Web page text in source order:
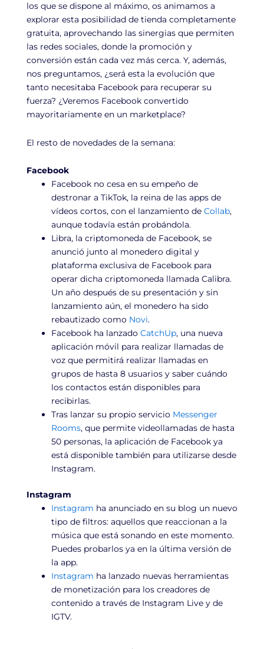
los que se dispone al máximo, os animamos a
explorar esta posibilidad de tienda completamente
gratuita, aprovechando las sinergias que permiten
las redes sociales, donde la promoción y
conversión están cada vez más cerca. Y, además,
nos preguntamos, ¿será esta la evolución que
tanto necesitaba Facebook para recuperar su
fuerza? ¿Veremos Facebook convertido
mayoritariamente en un marketplace?
El resto de novedades de la semana:
Facebook
Facebook no cesa en su empeño de
destronar a TikTok, la reina de las apps de
vídeos cortos, con el lanzamiento de Collab,
aunque todavía están probándola.
Libra, la criptomoneda de Facebook, se
anunció junto al monedero digital y
plataforma exclusiva de Facebook para
operar dicha criptomoneda llamada Calibra.
Un año después de su presentación y sin
lanzamiento aún, el monedero ha sido
rebautizado como Novi.
Facebook ha lanzado CatchUp, una nueva
aplicación móvil para realizar llamadas de
voz que permitirá realizar llamadas en
grupos de hasta 8 usuarios y saber cuándo
los contactos están disponibles para
recibirlas.
Tras lanzar su propio servicio Messenger
Rooms, que permite videollamadas de hasta
50 personas, la aplicación de Facebook ya
está disponible también para utilizarse desde
Instagram.
Instagram
Instagram ha anunciado en su blog un nuevo
tipo de filtros: aquellos que reaccionan a la
música que está sonando en este momento.
Puedes probarlos ya en la última versión de
la app.
Instagram ha lanzado nuevas herramientas
de monetización para los creadores de
contenido a través de Instagram Live y de
IGTV.